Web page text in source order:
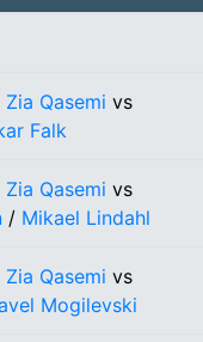
Zia Qasemi vs
Falk
Zia Qasemi vs
/ Mikael Lindahl
Zia Qasemi vs
Mogilevski